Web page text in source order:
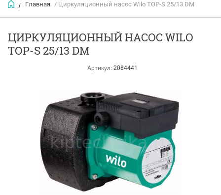
/ Главная / Циркуляционный насос Wilo TOP-S 25/13 DM
ЦИРКУЛЯЦИОННЫЙ НАСОС WILO
TOP-S 25/13 DM
Артикул: 2084441